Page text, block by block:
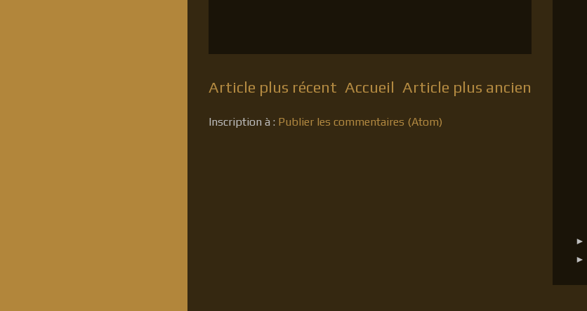
Article plus récent Article plus ancien
Accueil
Inscription à : Publier les commentaires (Atom)
►
►